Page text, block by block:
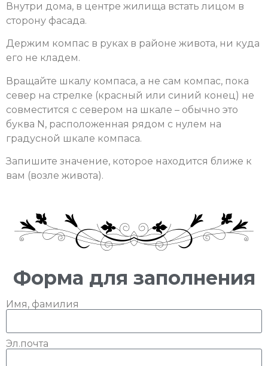
Внутри дома, в центре жилища встать лицом в
сторону фасада.
Держим компас в руках в районе живота, ни куда
его не кладем.
Вращайте шкалу компаса, а не сам компас, пока
север на стрелке (красный или синий конец) не
совместится с севером на шкале – обычно это
буква N, расположенная рядом с нулем на
градусной шкале компаса.
Запишите значение, которое находится ближе к
вам (возле живота).
Форма для заполнения
Имя, фамилия
Эл.почта